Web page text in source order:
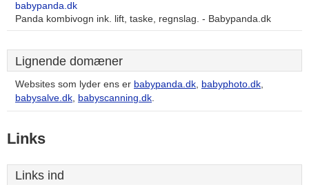
babypanda.dk
Panda kombivogn ink. lift, taske, regnslag. - Babypanda.dk
Lignende domæner
Websites som lyder ens er babypanda.dk, babyphoto.dk,
babysalve.dk, babyscanning.dk.
Links
Links ind